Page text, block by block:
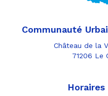
Communauté
Château de la
71206 Le
Horaires